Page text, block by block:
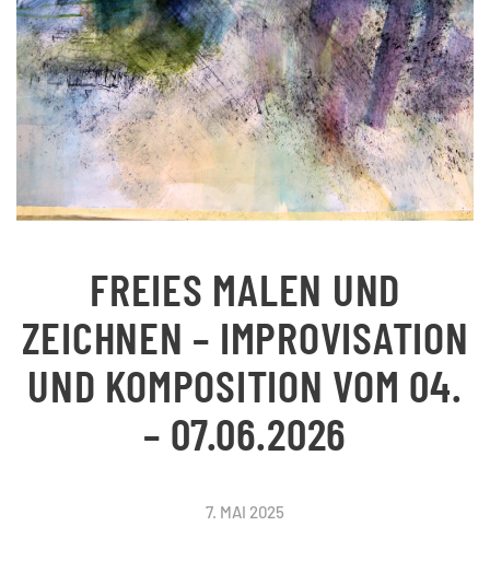
FREIES MALEN UND
ZEICHNEN – IMPROVISATION
UND KOMPOSITION VOM 04.
– 07.06.2026
7. MAI 2025